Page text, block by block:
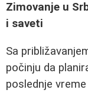
Zimovanje u
i saveti
Sa
počinju da
poslednje